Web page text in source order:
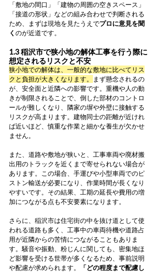
「敷地の間口」「建物の周囲の空きスペース」
「接道の形状」などの組み合わせで判断される
ため、まずは現地を見たうえでプロに意見を聞
く のが近道です。
1.3 稲沢市で狭小地の解体工事を行う際に
想定されるリスクと不安
狭小地での解体は、一般的な敷地に比べてリス
クと負担が大きくなります。
まず懸念されるの
が、安全面と近隣への影響です。重機や人の動
きが制限されることで、倒した部材のコントロ
ールが難しくなり、隣家の塀や外壁に接触する
リスクが高まります。建物同士の距離が近けれ
ば近いほど、慎重な作業と細かな養生が欠かせ
ません。
また、道路や敷地が狭いと、工事車両や廃材搬
出用のトラックを近くまで寄せられない場合が
あります。この場合、手運びや小型車両でのピ
ストン輸送が必要になり、作業時間が長くなり
やすいです。その結果、工期の延長や費用の増
加につながる点も不安要素になります。
さらに、稲沢市は住宅街の中を抜け道として使
われる道路も多く、工事中の車両待機や道路占
用が近隣からの苦情につながることもありま
す。騒音や振動、粉じんに関しても、密集地ほ
ど影響を受ける世帯が多くなるため、事前説明
や配慮が求められます。
「どの程度まで配慮し